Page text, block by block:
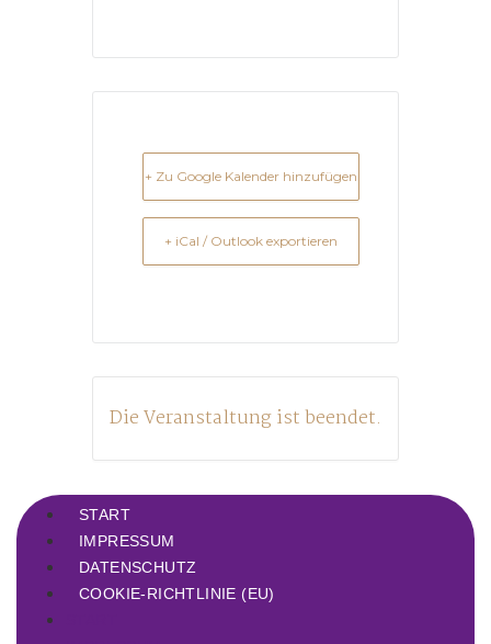
+ Zu Google Kalender hinzufügen
+ iCal / Outlook exportieren
Die Veranstaltung ist beendet.
START
IMPRESSUM
DATENSCHUTZ
COOKIE-RICHTLINIE (EU)